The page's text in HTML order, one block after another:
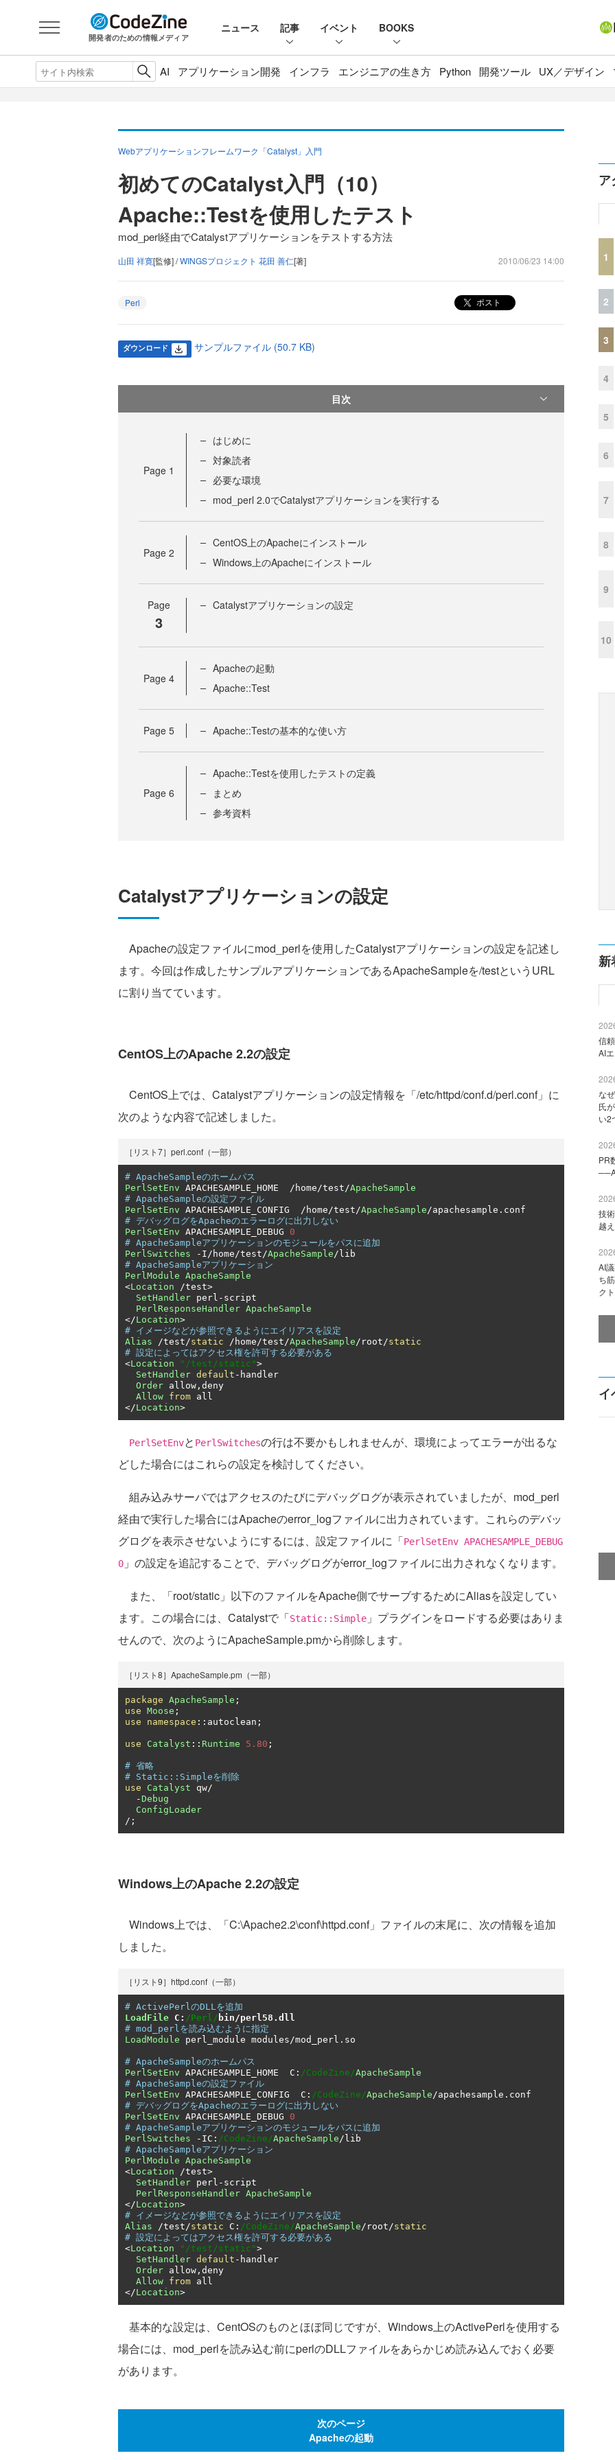
開発者のための情報メディア
ニュース 記事 イベント BOOKS
AI アプリケーション開発 インフラ エンジニアの生き方 Python 開発ツール UX／デザイン
Webアプリケーションフレームワーク「Catalyst」入門
初めてのCatalyst入門（10）
Apache::Testを使用したテスト
mod_perl経由でCatalystアプリケーションをテストする方法
山田 祥寛[監修] /WINGSプロジェクト 花田 善仁[著] 2010/06/23 14:00
Perl ポスト
ダウンロード サンプルファイル (50.7 KB)
目次
Page 1
はじめに
対象読者
必要な環境
mod_perl 2.0でCatalystアプリケーションを実行する
Page 2
CentOS上のApacheにインストール
Windows上のApacheにインストール
Page
3
Catalystアプリケーションの設定
Page 4
Apacheの起動
Apache::Test
Page 5 Apache::Testの基本的な使い方
Page 6
Apache::Testを使用したテストの定義
まとめ
参考資料
Catalystアプリケーションの設定
Apacheの設定ファイルにmod_perlを使用したCatalystアプリケーションの設定を記述し
ます。今回は作成したサンプルアプリケーションであるApacheSampleを/testというURL
に割り当てています。
CentOS上のApache 2.2の設定
CentOS上では、Catalystアプリケーションの設定情報を「/etc/httpd/conf.d/perl.conf」に
次のような内容で記述しました。
［リスト7］perl.conf（一部）
# ApacheSampleのホームパス
PerlSetEnv APACHESAMPLE_HOME / home/test/ApacheSample
# ApacheSampleの設定ファイル
PerlSetEnv APACHESAMPLE_CONFIG / home/test/ApacheSample/apachesample .
# デバッグログをApacheのエラーログに出力しない
PerlSetEnv APACHESAMPLE_DEBUG 0
# ApacheSampleアプリケーションのモジュールをパスに追加
PerlSwitches
- I/ home/test/ApacheSample/
# ApacheSampleアプリケーション
PerlModule ApacheSample
<Location /test>
SetHandler perl - script
PerlResponseHandler ApacheSample
</Location>
# イメージなどが参照できるようにエイリアスを設定
Alias
/test/static / home/test/ApacheSample/ root/static
# 設定によってはアクセス権を許可する必要がある
<Location "/test/static">
SetHandler default - handler
Order allow , deny
Allow from
</Location>
PerlSetEnvと PerlSwitchesの行は不要かもしれませんが、環境によってエラーが出るな
どした場合にはこれらの設定を検討してください。
組み込みサーバではアクセスのたびにデバッグログが表示されていましたが、mod_perl
経由で実行した場合にはApacheのerror_logファイルに出力されています。これらのデバッ
グログを表示させないようにするには、設定ファイルに「PerlSetEnv APACHESAMPLE_DEBUG
0 」の設定を追記することで、デバッグログがerror_logファイルに出力されなくなります。
また、「root/static」以下のファイルをApache側でサーブするためにAliasを設定してい
ます。この場合には、Catalystで「Static::Simple 」プラグインをロードする必要はありま
せんので、次のようにApacheSample.pmから削除します。
［リスト8］ApacheSample.pm（一部）
package ApacheSample ;
use Moose ;
use
namespace :: autoclean ;
use Catalyst :: Runtime 5.80 ;
# 省略
# Static::Simpleを削除
use
Catalyst qw/
-Debug
ConfigLoader
/;
Windows上のApache 2.2の設定
Windows上では、「C:\Apache2.2\conf\httpd.conf」ファイルの末尾に、次の情報を追加
しました。
［リスト9］httpd.conf（一部）
# ActivePerlのDLLを追加
LoadFile C : /Perl/ bin/perl58 . dll
# mod_perlを読み込むように指定
LoadModule perl_module modules/mod_perl . so
# ApacheSampleのホームパス
PerlSetEnv APACHESAMPLE_HOME  C : /CodeZine/ApacheSample
# ApacheSampleの設定ファイル
PerlSetEnv APACHESAMPLE_CONFIG  C : /CodeZine/ApacheSample/apachesample .
# デバッグログをApacheのエラーログに出力しない
PerlSetEnv APACHESAMPLE_DEBUG 0
# ApacheSampleアプリケーションのモジュールをパスに追加
PerlSwitches
- IC : /CodeZine/ApacheSample/
# ApacheSampleアプリケーション
PerlModule ApacheSample
<Location /test>
SetHandler perl - script
PerlResponseHandler ApacheSample
</Location>
# イメージなどが参照できるようにエイリアスを設定
Alias
/test/static C : /CodeZine/ApacheSample/ root/static
# 設定によってはアクセス権を許可する必要がある
<Location "/test/static">
SetHandler default - handler
Order allow , deny
Allow from
</Location>
基本的な設定は、CentOSのものとほぼ同じですが、Windows上のActivePerlを使用する
場合には、mod_perlを読み込む前にperlのDLLファイルをあらかじめ読み込んでおく必要
があります。
次のページ
Apacheの起動
ア
1
2
3
4
5
6
7
8
9
10
新
信
AI
な
氏
い2
PR
技
越
AI
ち
ク
イ